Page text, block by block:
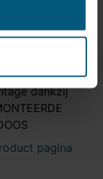
|
dankzij
pagina